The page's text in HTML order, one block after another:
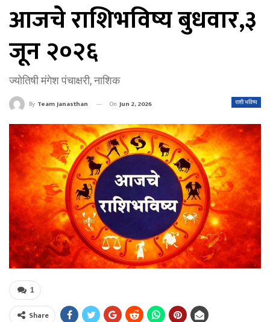
आजचे राशिभविष्य बुधवार,३
जून २०२६
ज्योतिषी मंगेश पंचाक्षरी, नाशिक
राशी भविष्य
By Team Janasthan On Jun 2, 2026
1
Share